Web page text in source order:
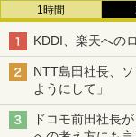
1時間
KDDI、楽天への
NTT島田社長、
ようにして」
ドコモ前田社長